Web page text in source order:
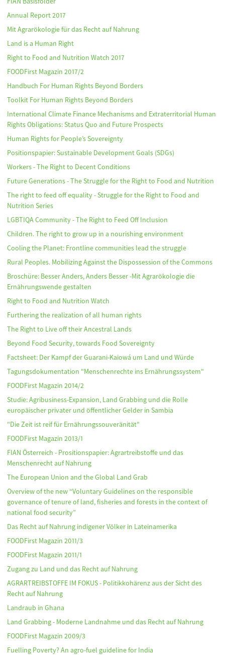
Annual Report 2017
Mit Agrarökologie für das Recht auf Nahrung
Land is a Human Right
Right to Food and Nutrition Watch 2017
FOODFirst Magazin 2017/2
Handbuch For Human Rights Beyond Borders
Toolkit For Human Rights Beyond Borders
International Climate Finance Mechanisms and Extraterritorial Human
Rights Obligations: Status Quo and Future Prospects
Human Rights for People’s Sovereignty
Positionspapier: Sustainable Development Goals (SDGs)
Workers - The Right to Decent Conditions
Future Generations - The Struggle for the Right to Food and Nutrition
The right to feed off equality - Struggle for the Right to Food and
Nutrition Series
LGBTIQA Community - The Right to Feed Off Inclusion
Children. The right to grow up in a nourishing environment
Cooling the Planet: Frontline communities lead the struggle
Rural Peoples. Mobilizing Against the Dispossession of the Commons
Broschüre: Besser Anders, Anders Besser -Mit Agrarökologie die
Ernährungswende gestalten
Right to Food and Nutrition Watch
Furthering the realization of all human rights
The Right to Live off their Ancestral Lands
Beyond Food Security, towards Food Sovereignty
Factsheet: Der Kampf der Guarani-Kaiowá um Land und Würde
Tagungsdokumentation "Menschenrechte ins Ernährungssystem"
FOODFirst Magazin 2014/2
Studie: Agribusiness-Expansion, Land Grabbing und die Rolle
europäischer privater und öffentlicher Gelder in Sambia
"Die Zeit ist reif für Ernährungssouveränität"
FOODFirst Magazin 2013/1
FIAN Österreich - Prositionspapier: Agrartreibstoffe und das
Menschenrecht auf Nahrung
The European Union and the Global Land Grab
Overview of the new “Voluntary Guidelines on the responsible
governance of tenure of land, fisheries and forests in the context of
national food security”
Das Recht auf Nahrung indigener Völker in Lateinamerika
FOODFirst Magazin 2011/3
FOODFirst Magazin 2011/1
Zugang zu Land und das Recht auf Nahrung
AGRARTREIBSTOFFE IM FOKUS - Politikkohärenz aus der Sicht des
Recht auf Nahrung
Landraub in Ghana
Land Grabbing - Moderne Landnahme und das Recht auf Nahrung
FOODFirst Magazin 2009/3
Fuelling Poverty? An agro-fuel guideline for India